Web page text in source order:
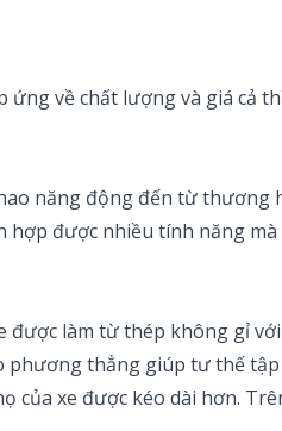
về chất lượng và giá cả
năng động đến từ thương
hợp được nhiều tính năng
được làm từ thép không gỉ
phương thẳng giúp tư thế
xe được kéo dài hơn.